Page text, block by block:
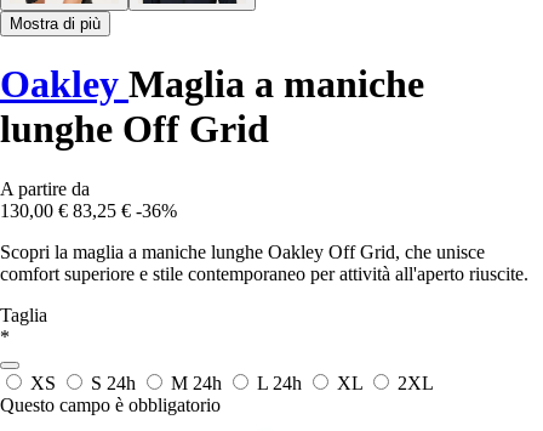
Mostra di più
Oakley Maglia a maniche
lunghe Off Grid
A partire da
130,00 € 83,25 € -36%
Scopri la maglia a maniche lunghe Oakley Off Grid, che unisce
comfort superiore e stile contemporaneo per attività all'aperto riuscite.
Taglia
*
XS S 24h M 24h L 24h XL
2XL
Questo campo è obbligatorio